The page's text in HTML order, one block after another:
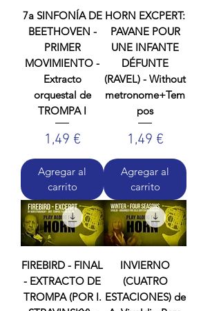
7a SINFONÍA DE
BEETHOVEN -
PRIMER
MOVIMIENTO -
Extracto
orquestal de
TROMPA I
Precio
1,49 €
Agregar al
carrito
HORN EXCPERT:
PAVANE POUR
UNE INFANTE
DÉFUNTE
(RAVEL) - Without
metronome+Tem
pos
Precio
1,49 €
Agregar al
carrito
FIREBIRD - FINAL
- EXTRACTO DE
TROMPA (POR I.
INVIERNO
(CUATRO
ESTACIONES) de